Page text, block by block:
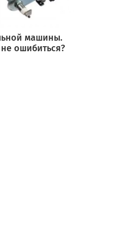
машины.
ошибиться?